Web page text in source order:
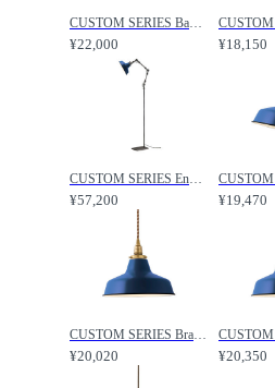
CUSTOM SERIES Basic Long Wall Lamp S × Railroad Mini Shade / カスタムシリーズ ベーシックロングウォールランプ S × レイルロードミニシェード / FLYMEe Factory / フライミーファクトリー
¥22,000 ¥18,150
CUSTOM SERIES Engineer Side Floor Lamp × Railroad Mini / カスタムシリーズ エンジニアサイドフロアランプ × レイルロードミニ / FLYMEe Factory / フライミーファクトリー
¥57,200 ¥19,470
CUSTOM SERIES Brass Pendant Light × Railroad Mini / カスタムシリーズ 真鍮ペンダントライト（口金E17） × レイルロードミニ / FLYMEe Factory / フライミーファクトリー
¥20,020 ¥20,350